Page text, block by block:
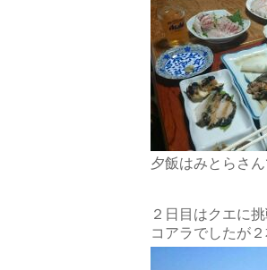
夕飯はみとらさ
２日目はクエに挑
コアラでしたが